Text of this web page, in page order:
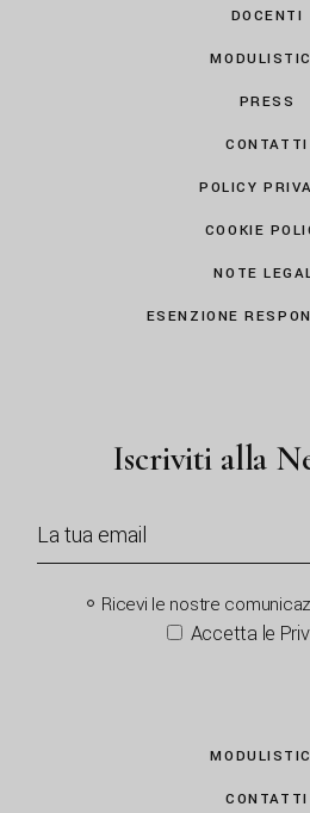
DOCENTI
PRESS
CONTATTI
POLICY
COOKIE
NOTE
ESENZIONE
Iscriviti alla
Ricevi le nostre
Accetta le
CONTATTI